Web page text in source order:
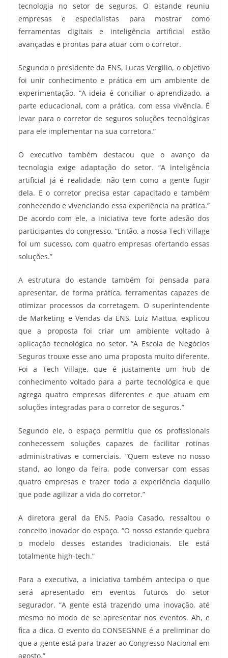
tecnologia no setor de seguros. O estande reuniu
empresas e especialistas para mostrar como
ferramentas digitais e inteligência artificial estão
avançadas e prontas para atuar com o corretor.
Segundo o presidente da ENS, Lucas Vergilio, o objetivo
foi unir conhecimento e prática em um ambiente de
experimentação. “A ideia é conciliar o aprendizado, a
parte educacional, com a prática, com essa vivência. É
levar para o corretor de seguros soluções tecnológicas
para ele implementar na sua corretora.”
O executivo também destacou que o avanço da
tecnologia exige adaptação do setor. “A inteligência
artificial já é realidade, não tem como a gente fugir
dela. E o corretor precisa estar capacitado e também
conhecendo e vivenciando essa experiência na prática.”
De acordo com ele, a iniciativa teve forte adesão dos
participantes do congresso. “Então, a nossa Tech Village
foi um sucesso, com quatro empresas ofertando essas
soluções.”
A estrutura do estande também foi pensada para
apresentar, de forma prática, ferramentas capazes de
otimizar processos da corretagem. O superintendente
de Marketing e Vendas da ENS, Luiz Mattua, explicou
que a proposta foi criar um ambiente voltado à
aplicação tecnológica no setor. “A Escola de Negócios
Seguros trouxe esse ano uma proposta muito diferente.
Foi a Tech Village, que é justamente um hub de
conhecimento voltado para a parte tecnológica e que
agrega quatro empresas diferentes e que atuam em
soluções integradas para o corretor de seguros.”
Segundo ele, o espaço permitiu que os profissionais
conhecessem soluções capazes de facilitar rotinas
administrativas e comerciais. “Quem esteve no nosso
stand, ao longo da feira, pode conversar com essas
quatro empresas e trazer toda a experiência daquilo
que pode agilizar a vida do corretor.”
A diretora geral da ENS, Paola Casado, ressaltou o
conceito inovador do espaço. “O nosso estande quebra
o modelo desses estandes tradicionais. Ele está
totalmente high-tech.”
Para a executiva, a iniciativa também antecipa o que
será apresentado em eventos futuros do setor
segurador. “A gente está trazendo uma inovação, até
mesmo no modo de se apresentar nos eventos. Ah, e
fica a dica. O evento do CONSEGNNE é a preliminar do
que a gente está para trazer ao Congresso Nacional em
agosto.”